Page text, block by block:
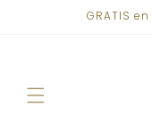
directamenteGRATIS